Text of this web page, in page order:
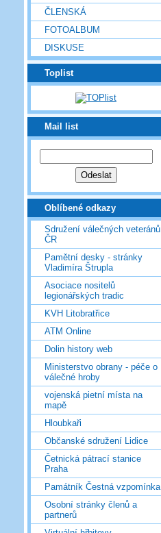
ČLENSKÁ
FOTOALBUM
DISKUSE
Toplist
Mail list
Oblíbené odkazy
Sdružení válečných veteránů
ČR
Pamětní desky - stránky
Vladimíra Štrupla
Asociace nositelů
legionářských tradic
KVH Litobratřice
ATM Online
Dolin history web
Ministerstvo obrany - péče o
válečné hroby
vojenská pietní místa na
mapě
Hloubkaři
Občanské sdružení Lidice
Četnická pátrací stanice
Praha
Památník Čestná vzpomínka
Osobní stránky členů a
partnerů